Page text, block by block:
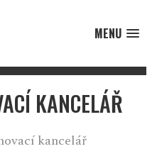
MENU
KANCELÁŘ
kancelář